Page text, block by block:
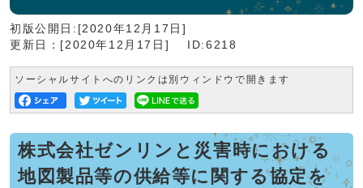
初版公開日:[2020年12月17日]
更新日：[2020年12月17日]
ID:6218
ソーシャルサイトへのリンクは別ウィンドウで開きます
株式会社ゼンリンと災害時における
地図製品等の供給等に関する協定を